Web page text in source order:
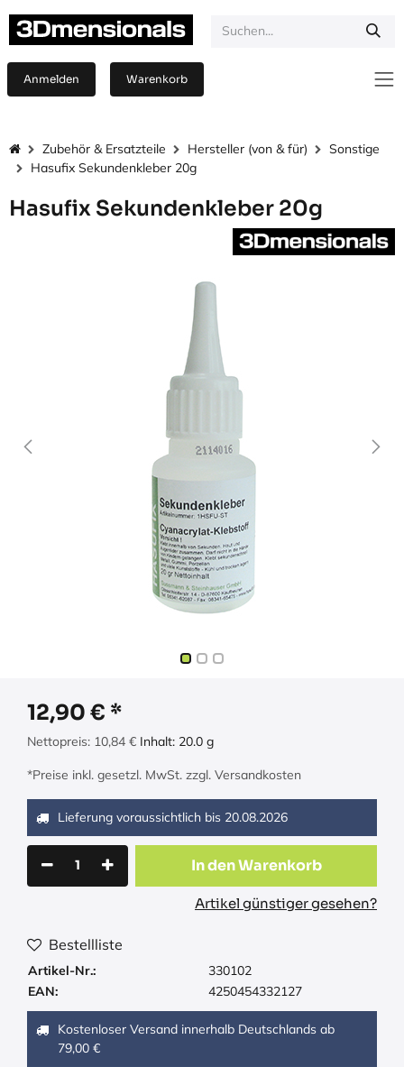
Anmelden Warenkorb
Zubehör & Ersatzteile Hersteller (von & für)
Sonstige
Hasufix Sekundenkleber 20g
Hasufix Sekundenkleber 20g
12,90 €
Nettopreis: 10,84 € Inhalt: 20.0 g
*Preise inkl. gesetzl. MwSt. zzgl. Versandkosten
Lieferung voraussichtlich bis 20.08.2026
In den Warenkorb
Artikel günstiger gesehen?
Bestellliste
Artikel-Nr.:
330102
EAN:
4250454332127
Kostenloser Versand innerhalb Deutschlands ab
79,00 €